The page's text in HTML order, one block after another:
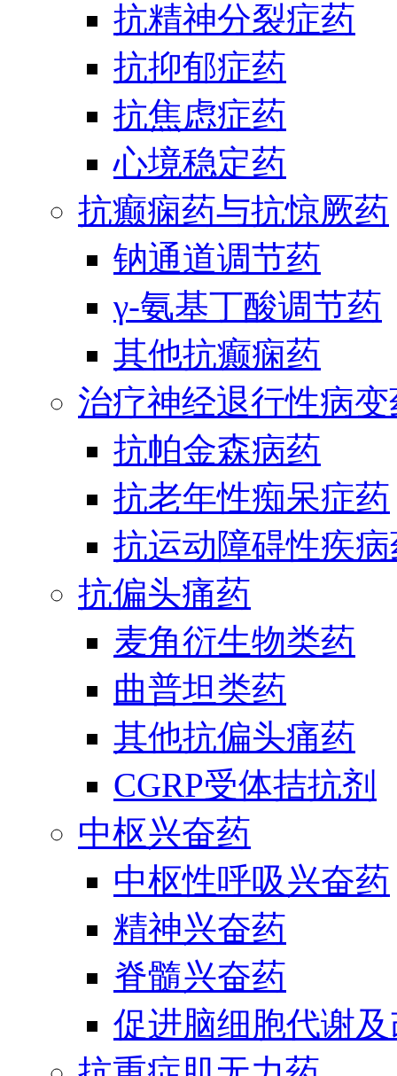
抗精神分裂症药
抗抑郁症药
抗焦虑症药
心境稳定药
抗癫痫药与抗惊厥药
钠通道调节药
γ-氨基丁酸调节药
其他抗癫痫药
治疗神经退行性病
抗帕金森病药
抗老年性痴呆症药
抗运动障碍性疾
抗偏头痛药
麦角衍生物类药
曲普坦类药
其他抗偏头痛药
CGRP受体拮抗剂
中枢兴奋药
中枢性呼吸兴奋药
精神兴奋药
脊髓兴奋药
促进脑细胞代谢